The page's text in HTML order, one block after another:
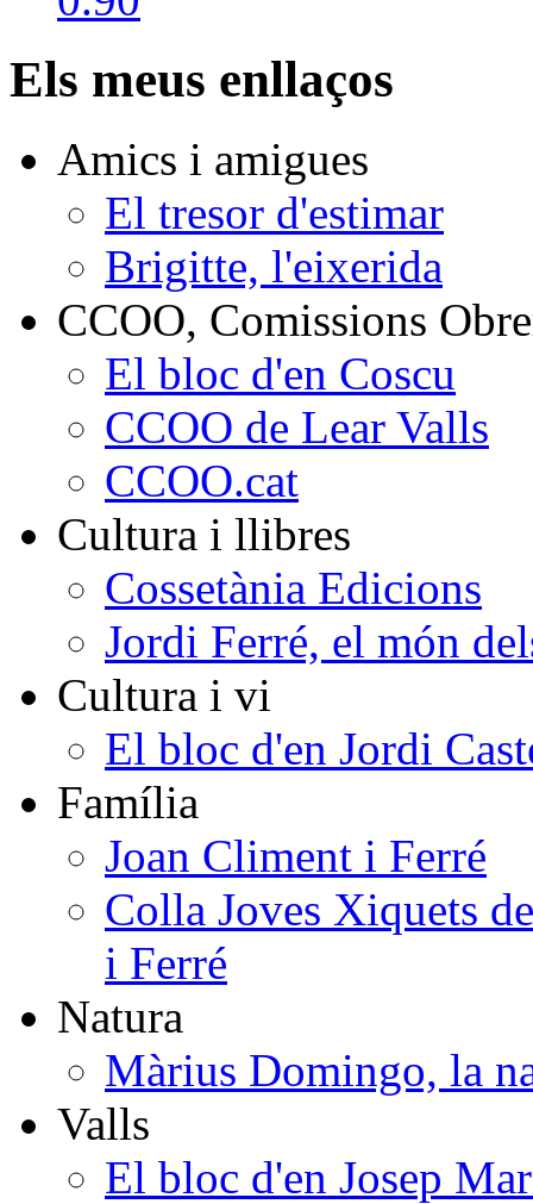
Els meus enllaços
Amics i amigues
El tresor d'estimar
Brigitte, l'eixerida
CCOO, Comissions
El bloc d'en Coscu
CCOO de Lear Valls
CCOO.cat
Cultura i llibres
Cossetània Edicions
Jordi Ferré, el món
Cultura i vi
El bloc d'en Jordi
Família
Joan Climent i Ferré
Colla Joves Xiquets
i Ferré
Natura
Màrius Domingo, la
Valls
El bloc d'en Josep